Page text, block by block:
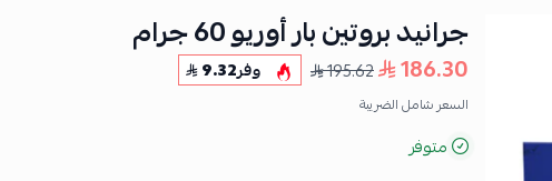
جرانيد بروتين بار أوريو 60 جرام
186.30
195.62 وفر9.32
السعر شامل الضريبة
متوفر